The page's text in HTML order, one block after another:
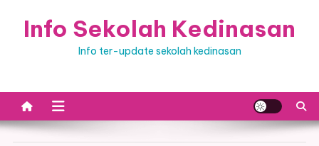
Info Sekolah Kedinasan
Info ter-update sekolah kedinasan